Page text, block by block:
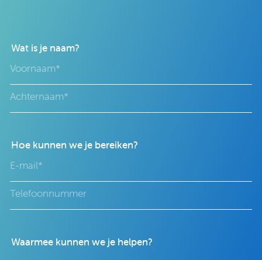
Wat is je naam?
Hoe kunnen we je bereiken?
Waarmee kunnen we je helpen?